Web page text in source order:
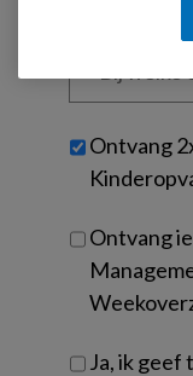
je?
Untitled
Ontvang
Ontvang
Ja, ik geef